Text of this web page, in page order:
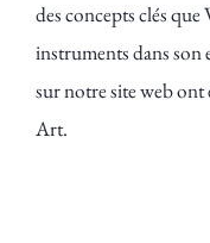
des concepts clés
instruments dans son
sur notre site web ont
Art.